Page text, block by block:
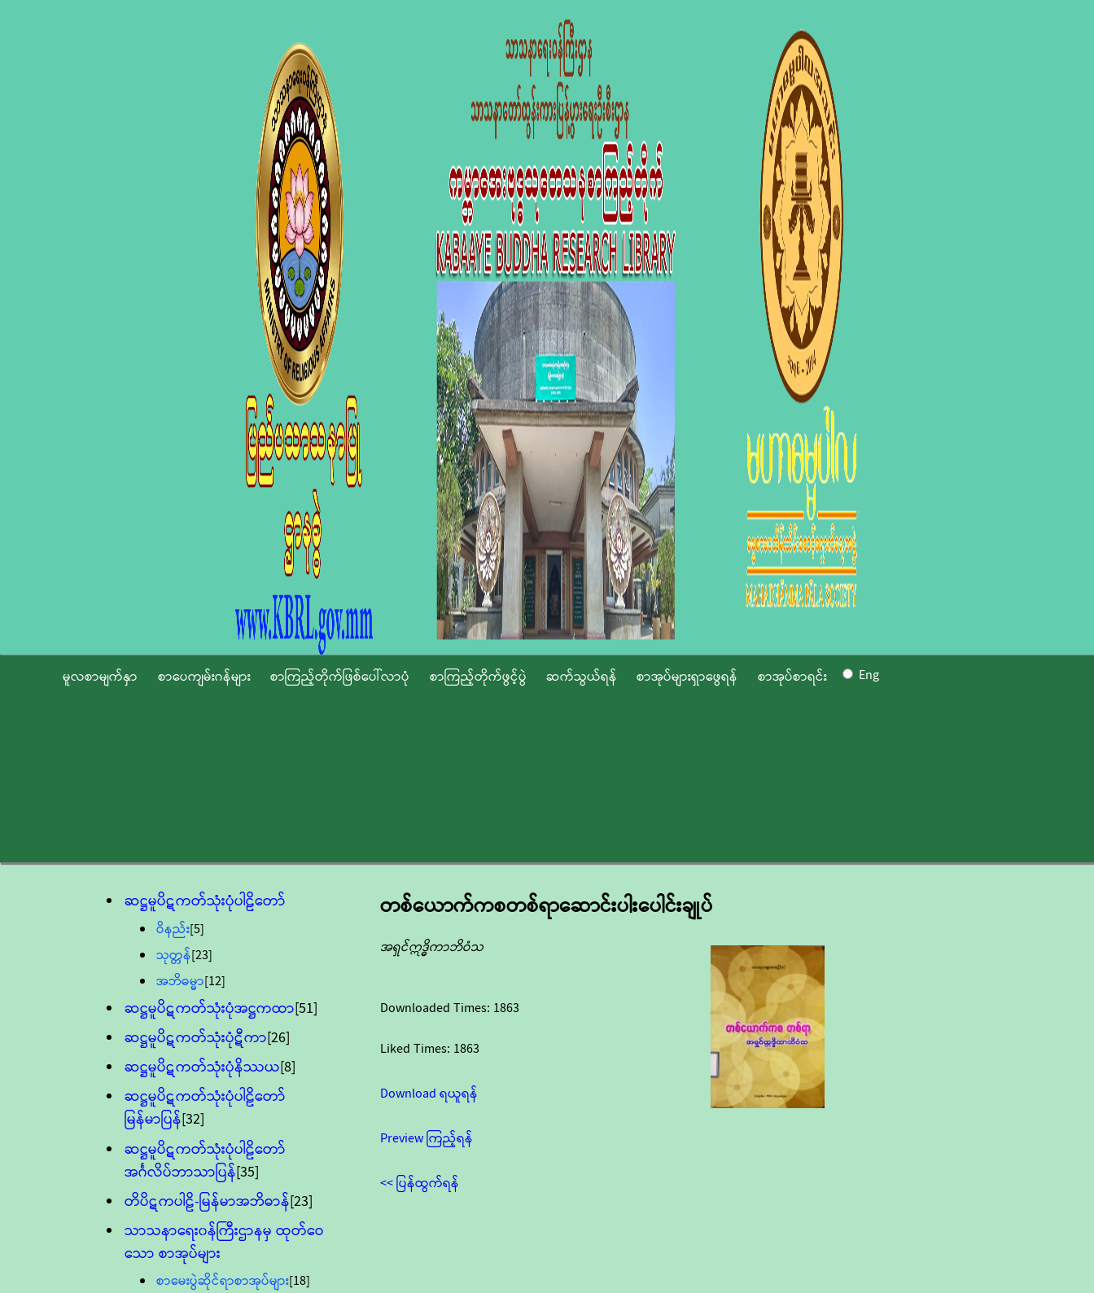
မူလစာမျက်နှာ စာပေကျမ်းဂန်များ စာကြည့်တိုက်ဖြစ်ပေါ်လာပုံ စာကြည့်တိုက်ဖွင့်ပွဲ ဆက်သွယ်ရန် စာအုပ်များရှာဖွေရန် စာအုပ်စာရင်း Eng
ဆဋ္ဌမူပိဋကတ်သုံးပုံပါဠိတော်
ဝိနည်း[5]
သုတ္တန်[23]
အဘိဓမ္မာ[12]
ဆဋ္ဌမူပိဋကတ်သုံးပုံအဋ္ဌကထာ[51]
ဆဋ္ဌမူပိဋကတ်သုံးပုံဋီကာ[26]
ဆဋ္ဌမူပိဋကတ်သုံးပုံနိဿယ[8]
ဆဋ္ဌမူပိဋကတ်သုံးပုံပါဠိတော်
မြန်မာပြန်[32]
ဆဋ္ဌမူပိဋကတ်သုံးပုံပါဠိတော်
အင်္ဂလိပ်ဘာသာပြန်[35]
တိပိဋကပါဠိ-မြန်မာအဘိဓာန်[23]
သာသနာရေး၀န်ကြီးဌာနမှ ထုတ်ဝေ
သော စာအုပ်များ
စာမေးပွဲဆိုင်ရာစာအုပ်များ[18]
တစ်ယောက်ကစတစ်ရာဆောင်းပါးပေါင်းချုပ်
အရှင်ဣဒ္ဓိကာဘိဝံသ
Downloaded Times: 1863
Liked Times: 1863
Download ရယူရန်
Preview ကြည့်ရန်
<< ပြန်ထွက်ရန်